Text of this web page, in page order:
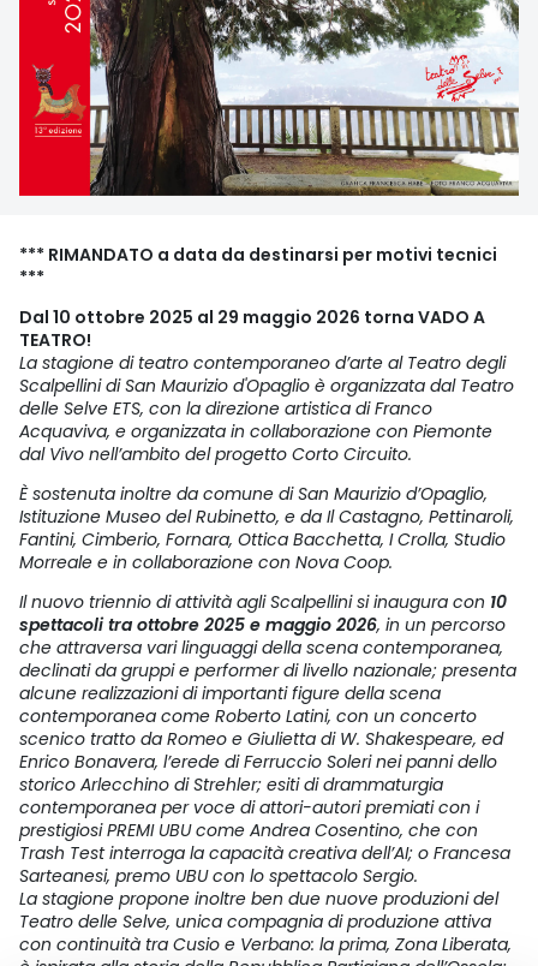
*** RIMANDATO a data da destinarsi per motivi tecnici
***
Dal 10 ottobre 2025 al 29 maggio 2026 torna VADO A
TEATRO!
La stagione di teatro contemporaneo d’arte al Teatro degli
Scalpellini di San Maurizio d'Opaglio è organizzata dal Teatro
delle Selve ETS, con la direzione artistica di Franco
Acquaviva, e organizzata in collaborazione con Piemonte
dal Vivo nell’ambito del progetto Corto Circuito.
È sostenuta inoltre da comune di San Maurizio d’Opaglio,
Istituzione Museo del Rubinetto, e da Il Castagno, Pettinaroli,
Fantini, Cimberio, Fornara, Ottica Bacchetta, I Crolla, Studio
Morreale e in collaborazione con Nova Coop.
Il nuovo triennio di attività agli Scalpellini si inaugura con 10
spettacoli tra ottobre 2025 e maggio 2026, in un percorso
che attraversa vari linguaggi della scena contemporanea,
declinati da gruppi e performer di livello nazionale; presenta
alcune realizzazioni di importanti figure della scena
contemporanea come Roberto Latini, con un concerto
scenico tratto da Romeo e Giulietta di W. Shakespeare, ed
Enrico Bonavera, l’erede di Ferruccio Soleri nei panni dello
storico Arlecchino di Strehler; esiti di drammaturgia
contemporanea per voce di attori-autori premiati con i
prestigiosi PREMI UBU come Andrea Cosentino, che con
Trash Test interroga la capacità creativa dell’AI; o Francesa
Sarteanesi, premo UBU con lo spettacolo Sergio.
La stagione propone inoltre ben due nuove produzioni del
Teatro delle Selve, unica compagnia di produzione attiva
con continuità tra Cusio e Verbano: la prima, Zona Liberata,